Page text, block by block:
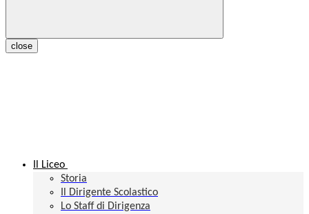
close
Il Liceo
Storia
Il Dirigente Scolastico
Lo Staff di Dirigenza